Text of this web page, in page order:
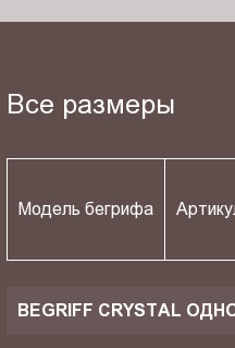
Все размеры
Модель бегрифа
BEGRIFF CRYSTAL